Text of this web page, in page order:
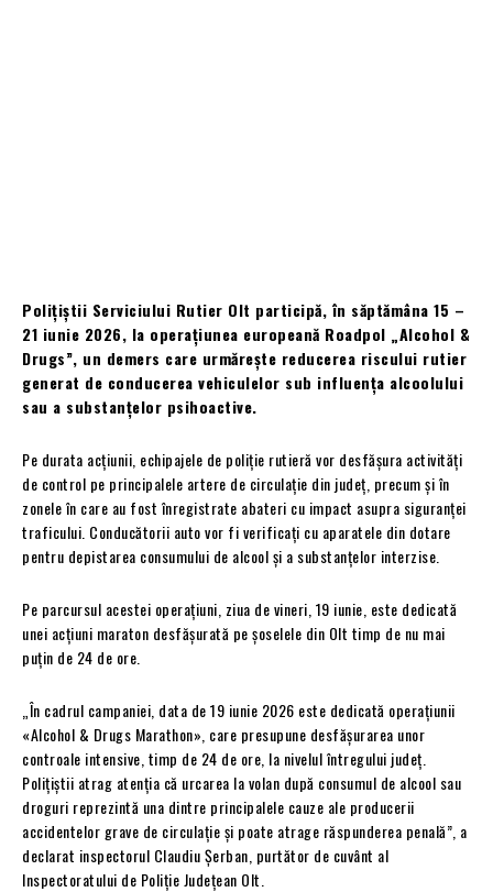
Polițiștii Serviciului Rutier Olt participă, în săptămâna 15 –
21 iunie 2026, la operațiunea europeană Roadpol „Alcohol &
Drugs”, un demers care urmărește reducerea riscului rutier
generat de conducerea vehiculelor sub influența alcoolului
sau a substanțelor psihoactive.
Pe durata acțiunii, echipajele de poliție rutieră vor desfășura activități
de control pe principalele artere de circulație din județ, precum și în
zonele în care au fost înregistrate abateri cu impact asupra siguranței
traficului. Conducătorii auto vor fi verificați cu aparatele din dotare
pentru depistarea consumului de alcool și a substanțelor interzise.
Pe parcursul acestei operațiuni, ziua de vineri, 19 iunie, este dedicată
unei acțiuni maraton desfășurată pe șoselele din Olt timp de nu mai
puțin de 24 de ore.
„În cadrul campaniei, data de 19 iunie 2026 este dedicată operațiunii
«Alcohol & Drugs Marathon», care presupune desfășurarea unor
controale intensive, timp de 24 de ore, la nivelul întregului județ.
Polițiștii atrag atenția că urcarea la volan după consumul de alcool sau
droguri reprezintă una dintre principalele cauze ale producerii
accidentelor grave de circulație și poate atrage răspunderea penală”, a
declarat inspectorul Claudiu Șerban, purtător de cuvânt al
Inspectoratului de Poliție Județean Olt.